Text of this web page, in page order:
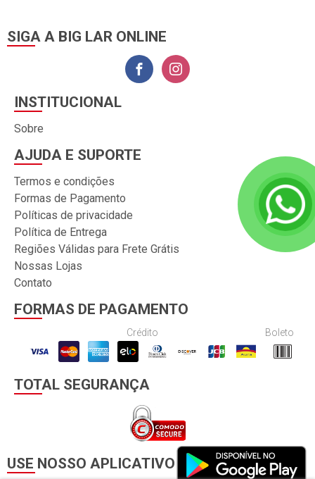
SIGA A BIG LAR ONLINE
INSTITUCIONAL
Sobre
AJUDA E SUPORTE
Termos e condições
Formas de Pagamento
Políticas de privacidade
Política de Entrega
Regiões Válidas para Frete Grátis
Nossas Lojas
Contato
FORMAS DE PAGAMENTO
Crédito Boleto
TOTAL SEGURANÇA
USE NOSSO APLICATIVO